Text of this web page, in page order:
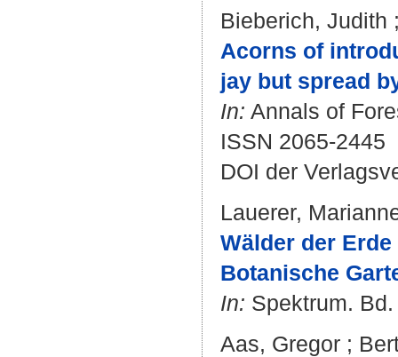
Bieberich, Judith
Acorns of
jay but spread
In: Annals of
ISSN 2065-2445
DOI der
Lauerer,
Wälder der
Botanische
In: Spektrum.
Aas, Gregor ;